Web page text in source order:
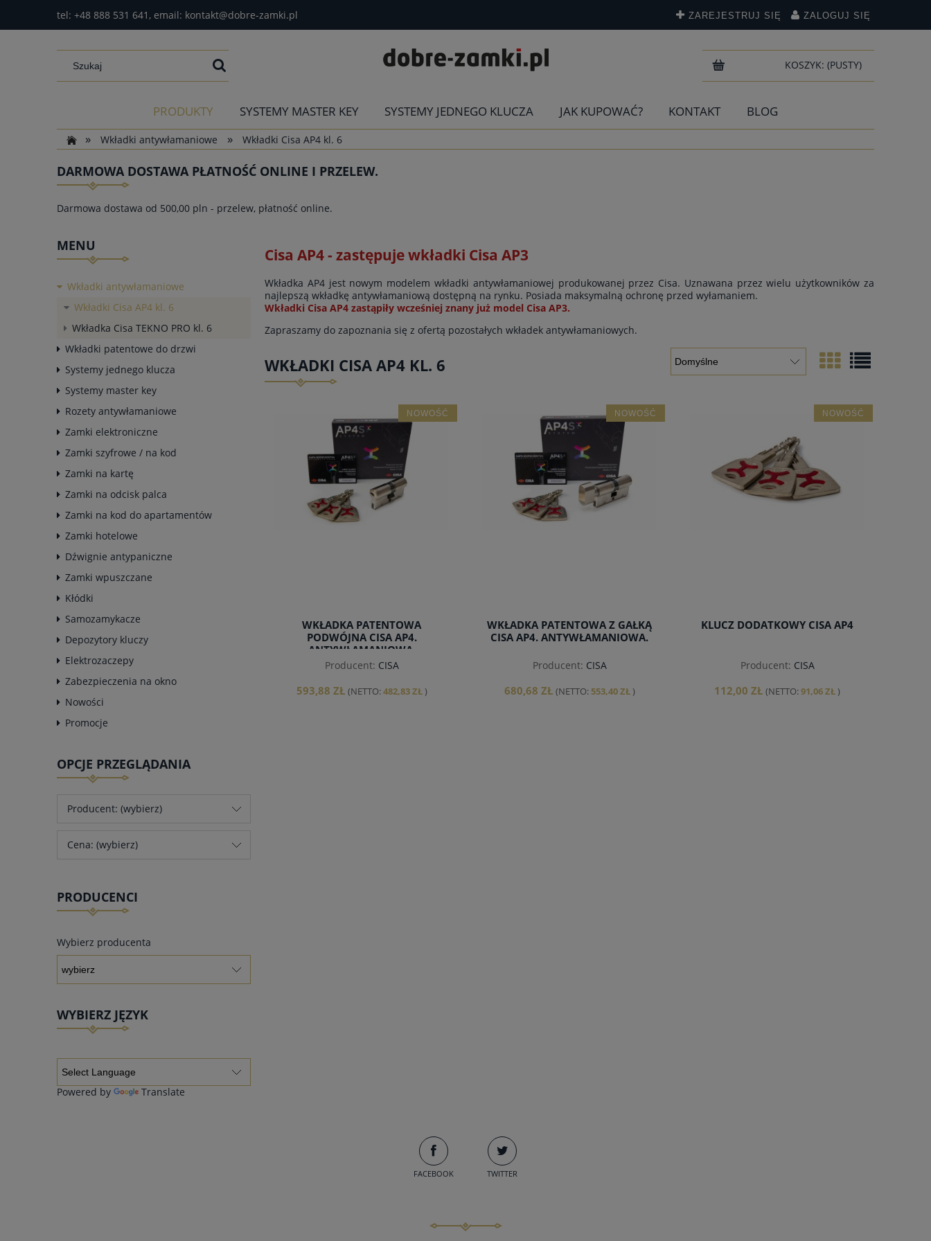
tel: +48 888 531 641 , email: kontakt@dobre-zamki.pl ZAREJESTRUJ SIĘ ZALOGUJ SIĘ
KOSZYK: (PUSTY)
PRODUKTY SYSTEMY MASTER KEY SYSTEMY JEDNEGO KLUCZA JAK KUPOWAĆ? KONTAKT
BLOG
»
Wkładki antywłamaniowe » Wkładki Cisa AP4 kl. 6
DARMOWA DOSTAWA PŁATNOŚĆ ONLINE I PRZELEW.
Darmowa dostawa od 500,00 pln - przelew, płatność online.
MENU
Wkładki antywłamaniowe
Wkładki Cisa AP4 kl. 6
Wkładka Cisa TEKNO PRO kl. 6
Wkładki patentowe do drzwi
Systemy jednego klucza
Systemy master key
Rozety antywłamaniowe
Zamki elektroniczne
Zamki szyfrowe / na kod
Zamki na kartę
Zamki na odcisk palca
Zamki na kod do apartamentów
Zamki hotelowe
Dźwignie antypaniczne
Zamki wpuszczane
Kłódki
Samozamykacze
Depozytory kluczy
Elektrozaczepy
Zabezpieczenia na okno
Nowości
Promocje
OPCJE PRZEGLĄDANIA
Producent: (wybierz)
Cena: (wybierz)
PRODUCENCI
Wybierz producenta
WYBIERZ JĘZYK
Powered by Translate
Cisa AP4 - zastępuje wkładki Cisa AP3
Wkładka AP4 jest nowym modelem wkładki antywłamaniowej produkowanej przez Cisa. Uznawana przez wielu użytkowników za
najlepszą wkładkę antywłamaniową dostępną na rynku. Posiada maksymalną ochronę przed wyłamaniem.
Wkładki Cisa AP4 zastąpiły wcześniej znany już model Cisa AP3.
Zapraszamy do zapoznania się z ofertą pozostałych wkładek antywłamaniowych.
WKŁADKI CISA AP4 KL. 6
WKŁADKA PATENTOWA
PODWÓJNA CISA AP4.
ANTYWŁAMANIOWA.
Producent: CISA
593,88 ZŁ (NETTO:482,83 ZŁ)
NOWOŚĆ
WKŁADKA PATENTOWA Z GAŁKĄ
CISA AP4. ANTYWŁAMANIOWA.
Producent: CISA
680,68 ZŁ (NETTO:553,40 ZŁ)
NOWOŚĆ
KLUCZ DODATKOWY CISA AP4
Producent: CISA
112,00 ZŁ (NETTO:91,06 ZŁ )
NOWOŚĆ
FACEBOOK TWITTER